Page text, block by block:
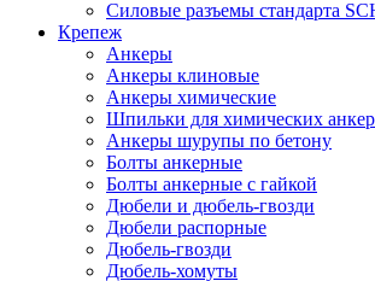
Силовые разъемы стандарта
Крепеж
Анкеры
Анкеры клиновые
Анкеры химические
Шпильки для химических
Анкеры шурупы по бетону
Болты анкерные
Болты анкерные с гайкой
Дюбели и дюбель-гвозди
Дюбели распорные
Дюбель-гвозди
Дюбель-хомуты